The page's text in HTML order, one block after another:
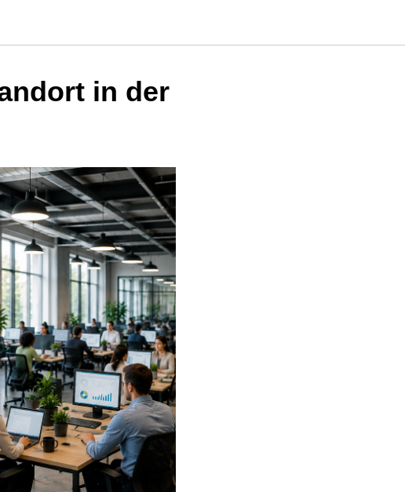
in der